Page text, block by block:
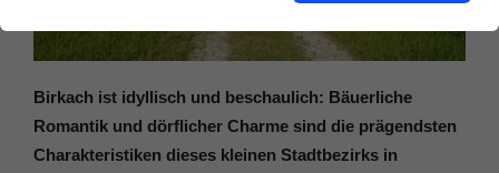
Birkach ist idyllisch und beschaulich: Bäuerliche
Romantik und dörflicher Charme sind die prägendsten
Charakteristiken dieses kleinen Stadtbezirks in